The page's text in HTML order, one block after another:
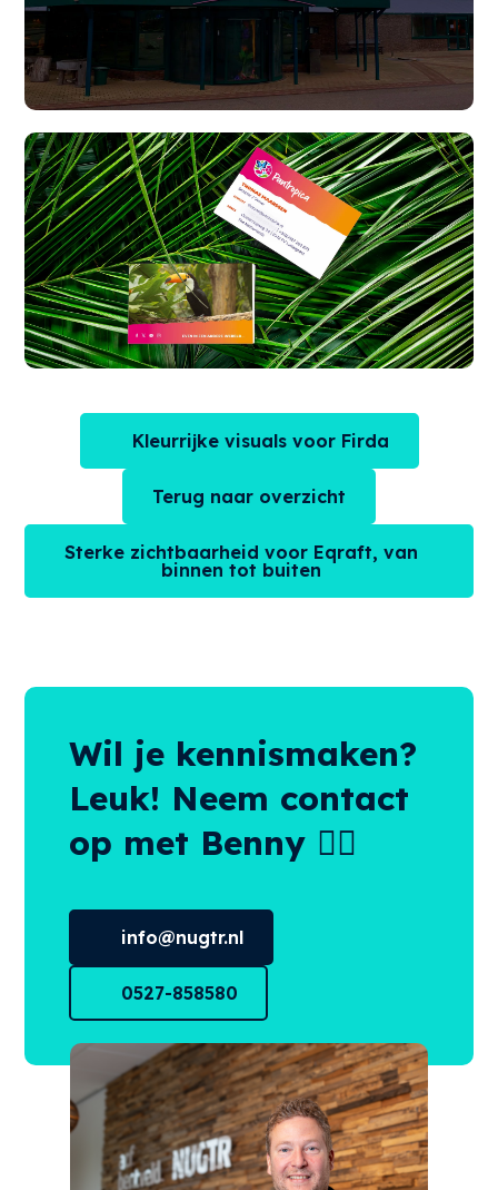
Kleurrijke visuals voor Firda
Terug naar overzicht
Sterke zichtbaarheid voor Eqraft, van
binnen tot buiten
Wil je kennismaken?
Leuk! Neem contact
op met Benny 👌🏻
info@nugtr.nl
0527-858580